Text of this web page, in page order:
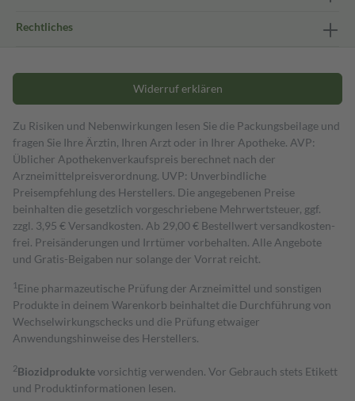
Rechtliches
Widerruf erklären
Zu Risiken und Nebenwirkungen lesen Sie die Packungsbeilage und
fragen Sie Ihre Ärztin, Ihren Arzt oder in Ihrer Apotheke. AVP:
Üblicher Apothekenverkaufspreis berechnet nach der
Arzneimittelpreisverordnung. UVP: Unverbindliche
Preisempfehlung des Herstellers. Die angegebenen Preise
beinhalten die gesetzlich vorgeschriebene Mehrwertsteuer, ggf.
zzgl. 3,95 € Versandkosten. Ab 29,00 € Bestell­wert versand­kosten­
frei. Preisänderungen und Irrtümer vorbehalten. Alle Angebote
und Gratis-Beigaben nur solange der Vorrat reicht.
1 Eine pharmazeutische Prüfung der Arzneimittel und sonstigen
Produkte in deinem Warenkorb beinhaltet die Durchführung von
Wechselwirkungschecks und die Prüfung etwaiger
Anwendungshinweise des Herstellers.
2Biozidproduktevorsichtig verwenden. Vor Gebrauch stets Etikett
und Produktinformationen lesen.